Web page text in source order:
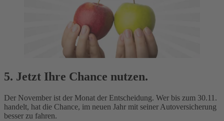
5. Jetzt Ihre Chance nutzen.
Der November ist der Monat der Entscheidung. Wer bis zum 30.11.
handelt, hat die Chance, im neuen Jahr mit seiner Autoversicherung
besser zu fahren.